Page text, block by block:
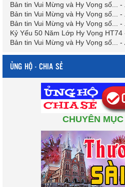
Bản tin Vui Mừng và Hy Vọng số... -
Bản tin Vui Mừng và Hy Vọng số... -
Bản tin Vui Mừng và Hy Vọng số... -
Kỷ Yếu 50 Năm Lớp Hy Vọng HT74
Bản tin Vui Mừng và Hy Vọng số... -
ỦNG HỘ - CHIA SẺ
CHUYÊN